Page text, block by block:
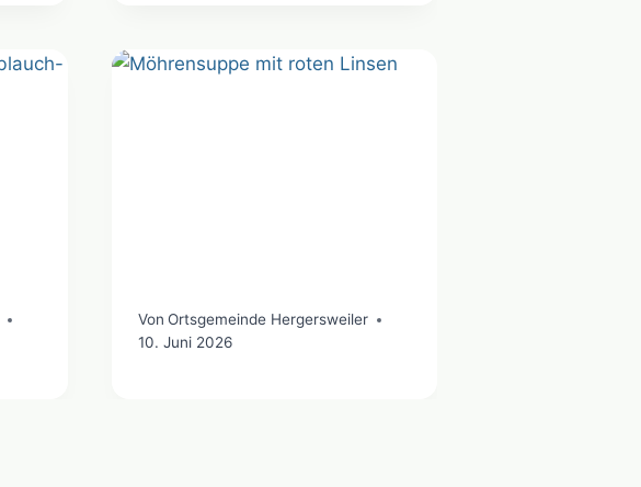
Von Ortsgemeinde Hergersweiler
10. Juni 2026